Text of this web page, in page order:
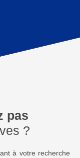
pas
?
à votre recherche